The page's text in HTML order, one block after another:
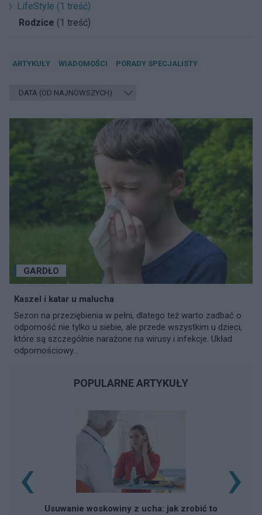
LifeStyle (1 treść)
Rodzice (1 treść)
ARTYKUŁY WIADOMOŚCI PORADY SPECJALISTY
GARDŁO
Kaszel i katar u malucha
Sezon na przeziębienia w pełni, dlatego też warto zadbać o
odporność nie tylko u siebie, ale przede wszystkim u dzieci,
które są szczególnie narażone na wirusy i infekcje. Układ
odpornościowy...
POPULARNE ARTYKUŁY
Usuwanie woskowiny z ucha: jak zrobić to
‹ ›